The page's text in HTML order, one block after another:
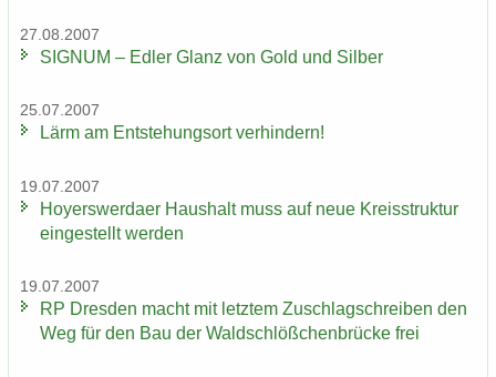
27.08.2007
SI­GNUM – Edler Glanz von Gold und Sil­ber
25.07.2007
Lärm am Ent­ste­hungs­ort ver­hin­dern!
19.07.2007
Ho­yers­wer­da­er Haus­halt muss auf neue Kreis­struk­tur
ein­ge­stellt wer­den
19.07.2007
RP Dres­den macht mit letz­tem Zu­schlag­schrei­ben den
Weg für den Bau der Wald­schlöß­chen­brü­cke frei